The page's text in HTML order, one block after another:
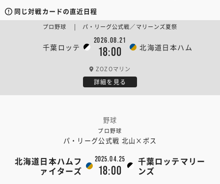
同じ対戦カードの直近日程
千葉ロッテ
2026.08.21
18:00 北海道日本ハム
プロ野球 | パ・リーグ公式戦／マリーンズ夏祭
ZOZOマリン
詳細を見る
野球
プロ野球
パ・リーグ公式戦 北山×ボス
北海道日本ハムフ
ァイターズ
2025.04.25
18:00
千葉ロッテマリー
ンズ